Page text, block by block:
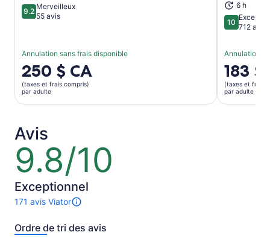
9.29.2 sur 10
Merveilleux
55 avis
Annulation sans frais disponible
Le
prix
est
de 250 $ CA.
adulte
250 $ CA
(taxes et frais compris)
par adulte
6 h
1010 sur 10
712 avis
Annulation
Le
prix
est
de 183 $
183 $
(taxes et frais
par adulte
Avis
9.8/10
9.8
sur
10
Exceptionnel
171 avis Viator
Il
a
Ordre de tri des avis